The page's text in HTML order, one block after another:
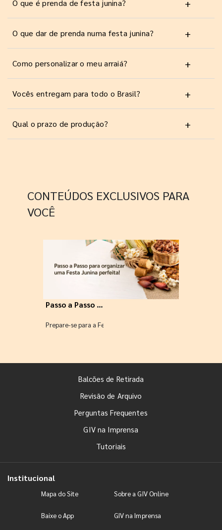
O que é prenda de festa junina? +
O que dar de prenda numa festa junina? +
Como personalizar o meu arraiá? +
Vocês entregam para todo o Brasil? +
Qual o prazo de produção? +
CONTEÚDOS EXCLUSIVOS PARA
VOCÊ
Passo a Passo para organizar uma Festa Junina perfeita!
Prepare-se para a Festa Junina 2024! Para isso, a GIV
Balcões de Retirada
Revisão de Arquivo
Perguntas Frequentes
GIV na Imprensa
Tutoriais
Institucional
Mapa do Site Sobre a GIV Online
Baixe o App GIV na Imprensa